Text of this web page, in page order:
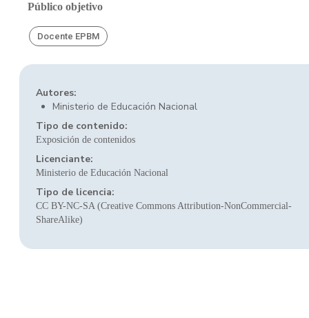
Público objetivo
Docente EPBM
Autores:
Ministerio de Educación Nacional
Tipo de contenido:
Exposición de contenidos
Licenciante:
Ministerio de Educación Nacional
Tipo de licencia:
CC BY-NC-SA (Creative Commons Attribution-NonCommercial-
ShareAlike)